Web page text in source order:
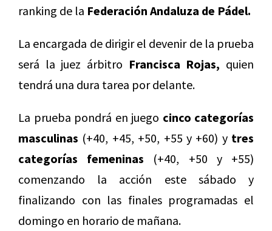
ranking de la Federación Andaluza de Pádel.
La encargada de dirigir el devenir de la prueba
será la juez árbitro Francisca Rojas, quien
tendrá una dura tarea por delante.
La prueba pondrá en juego cinco categorías
masculinas (+40, +45, +50, +55 y +60) y tres
categorías femeninas (+40, +50 y +55)
comenzando la acción este sábado y
finalizando con las finales programadas el
domingo en horario de mañana.